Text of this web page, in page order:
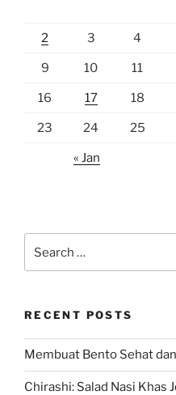
2 3 4
9 10 11
16 17 18
23 24 25
« Jan
for:
RECENT POSTS
Membuat Bento Sehat
Chirashi: Salad Nasi Khas